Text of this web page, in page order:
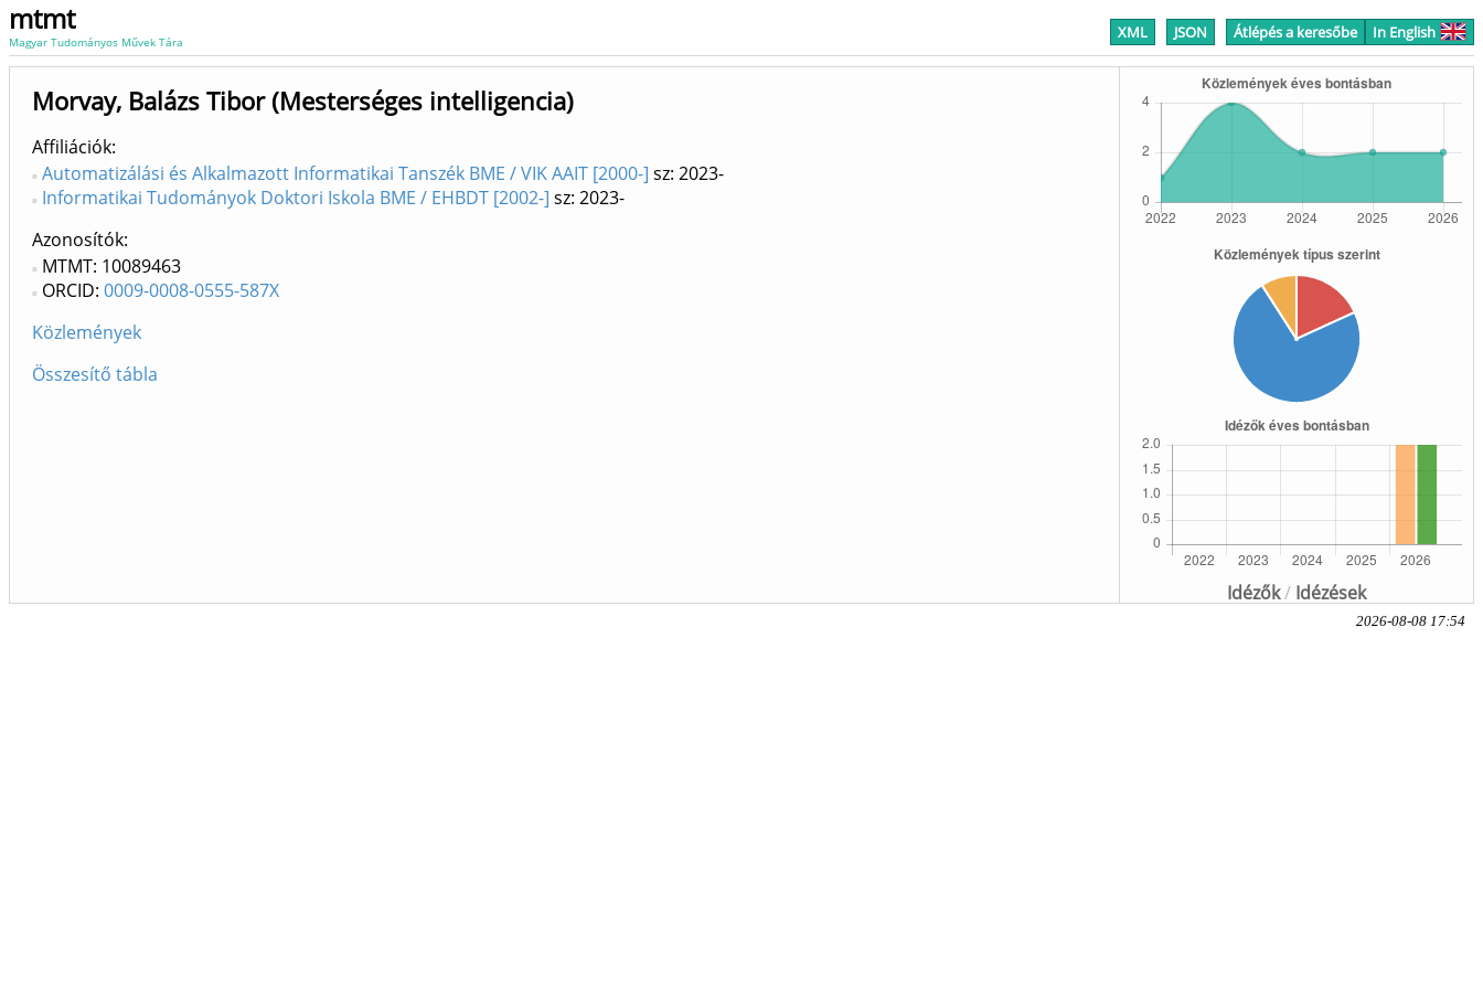
mtmt
Magyar Tudományos Művek Tára XML JSON Átlépés a keresőbe In English
Idézők/ Idézések
Morvay, Balázs Tibor (Mesterséges intelligencia)
Affiliációk
Automatizálási és Alkalmazott Informatikai Tanszék BME / VIK AAIT [2000-] sz: 2023-
Informatikai Tudományok Doktori Iskola BME / EHBDT [2002-] sz: 2023-
Azonosítók
MTMT: 10089463
ORCID: 0009-0008-0555-587X
Közlemények
Összesítő tábla
2026-08-08 17:54